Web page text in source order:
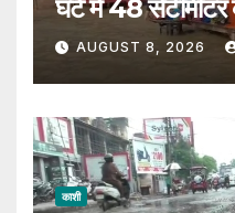
घंटे में 48 सेंटीमीटर
AUGUST 8, 2026
काशी